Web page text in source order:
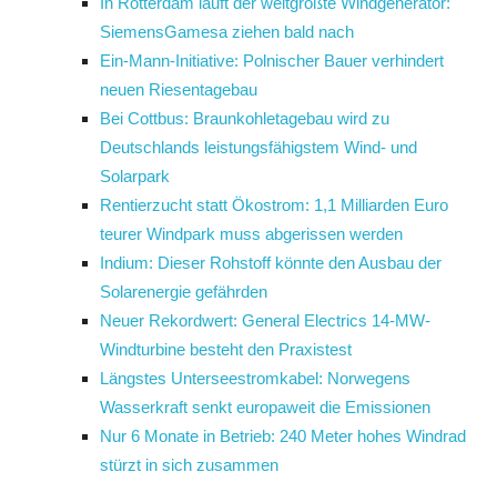
SiemensGamesa ziehen bald nach
Ein-Mann-Initiative: Polnischer Bauer verhindert
neuen Riesentagebau
Bei Cottbus: Braunkohletagebau wird zu
Deutschlands leistungsfähigstem Wind- und
Solarpark
Rentierzucht statt Ökostrom: 1,1 Milliarden Euro
teurer Windpark muss abgerissen werden
Indium: Dieser Rohstoff könnte den Ausbau der
Solarenergie gefährden
Neuer Rekordwert: General Electrics 14-MW-
Windturbine besteht den Praxistest
Längstes Unterseestromkabel: Norwegens
Wasserkraft senkt europaweit die Emissionen
Nur 6 Monate in Betrieb: 240 Meter hohes Windrad
stürzt in sich zusammen